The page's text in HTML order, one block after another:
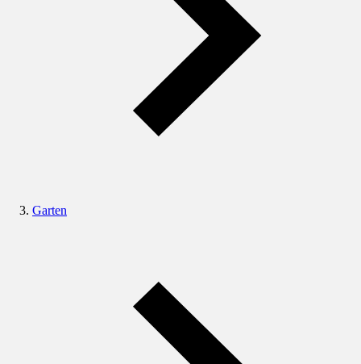
Garten